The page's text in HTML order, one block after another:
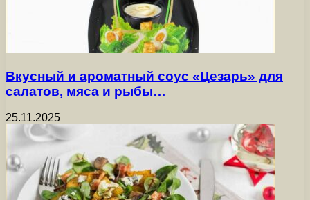
Вкусный и ароматный соус «Цезарь» для
салатов, мяса и рыбы…
25.11.2025